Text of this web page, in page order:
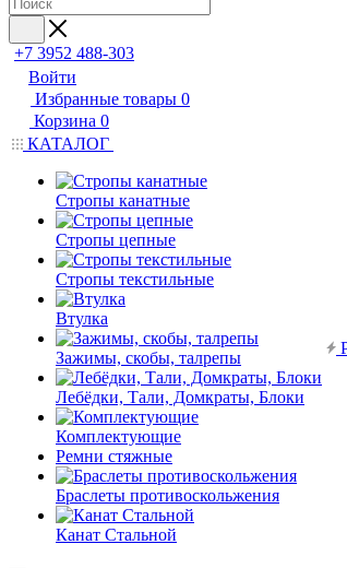
+7 3952 488-303
Войти
Избранные товары 0
Корзина 0
КАТАЛОГ
Стропы канатные
Стропы цепные
Стропы текстильные
Втулка
Зажимы, скобы, талрепы
Лебёдки, Тали, Домкраты, Блоки
Комплектующие
Ремни стяжные
Браслеты противоскольжения
Канат Стальной